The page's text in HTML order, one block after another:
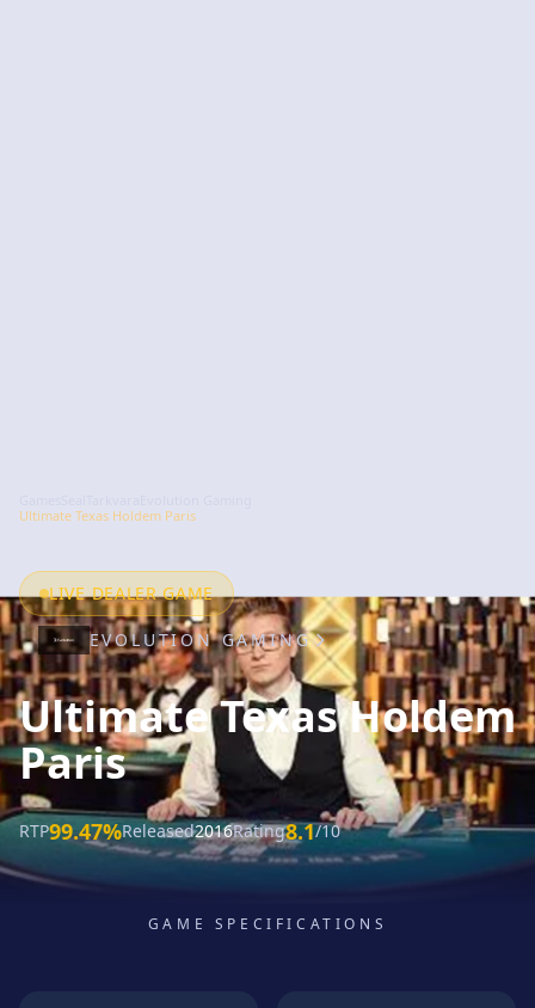
Ultimate Texas Holdem Paris
LIVE DEALER GAME
EVOLUTION GAMING
Ultimate Texas Holdem
Paris
RTP99.47%Released2016Rating8.1/10
GAME SPECIFICATIONS